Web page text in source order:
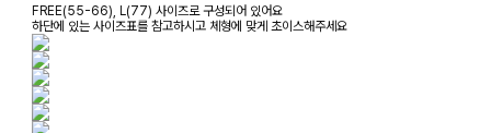
FREE(55-66), L(77) 사이즈로 구성되어 있어요
하단에 있는 사이즈표를 참고하시고 체형에 맞게 초이스해주세요